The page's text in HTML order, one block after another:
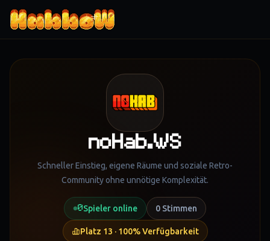
Zum Inhalt springen
noHab.WS
Schneller Einstieg, eigene Räume und soziale Retro-
Community ohne unnötige Komplexität.
0Spieler online 0 Stimmen
Platz 13 · 100% Verfügbarkeit